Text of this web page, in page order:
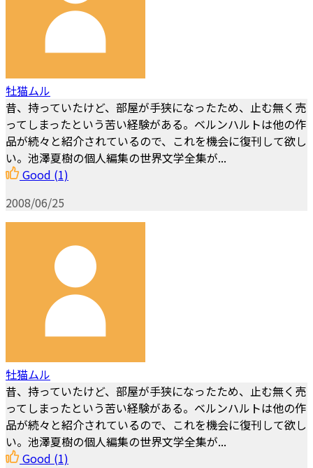
牡猫ムル
昔、持っていたけど、部屋が手狭になったため、止む無く売
ってしまったという苦い経験がある。ベルンハルトは他の作
品が続々と紹介されているので、これを機会に復刊して欲し
い。池澤夏樹の個人編集の世界文学全集が...
Good (1)
2008/06/25
牡猫ムル
昔、持っていたけど、部屋が手狭になったため、止む無く売
ってしまったという苦い経験がある。ベルンハルトは他の作
品が続々と紹介されているので、これを機会に復刊して欲し
い。池澤夏樹の個人編集の世界文学全集が...
Good (1)